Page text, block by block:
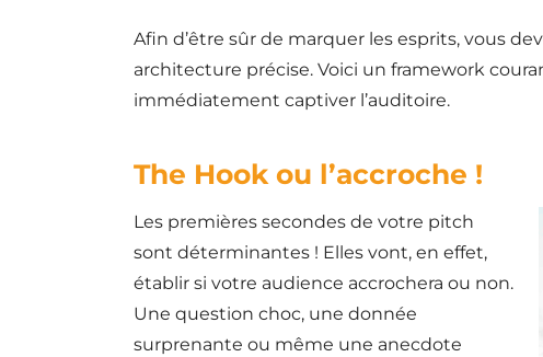
Afin d’être sûr de marquer les esprits, vous
architecture précise. Voici un framework
immédiatement captiver l’auditoire.
The Hook ou l’accroche !
Les premières secondes de votre pitch
sont déterminantes ! Elles vont, en effet,
établir si votre audience accrochera ou non.
Une question choc, une donnée
surprenante ou même une anecdote